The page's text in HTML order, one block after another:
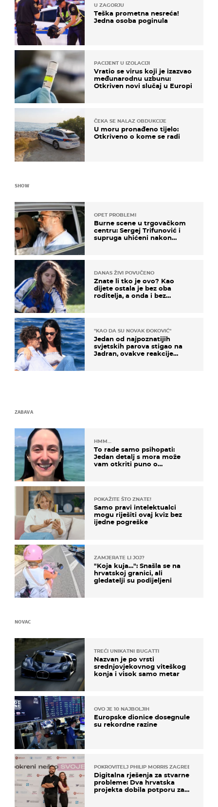
U ZAGORJU
Teška prometna nesreća!
Jedna osoba poginula
PACIJENT U IZOLACIJI
Vratio se virus koji je izazvao
međunarodnu uzbunu:
Otkriven novi slučaj u Europi
ČEKA SE NALAZ OBDUKCIJE
U moru pronađeno tijelo:
Otkriveno o kome se radi
SHOW
OPET PROBLEMI
Burne scene u trgovačkom
centru: Sergej Trifunović i
supruga uhićeni nakon
DANAS ŽIVI POVUČENO
Znate li tko je ovo? Kao
dijete ostala je bez oba
roditelja, a onda i bez
"KAO DA SU NOVAK ĐOKOVIĆ"
Jedan od najpoznatijih
svjetskih parova stigao na
Jadran, ovakve reakcije
ZABAVA
HMM…
To rade samo psihopati:
Jedan detalj s mora može
vam otkriti puno o
POKAŽITE ŠTO ZNATE!
Samo pravi intelektualci
mogu riješiti ovaj kviz bez
ijedne pogreške
ZAMJERATE LI JOJ?
"Koja kuja…": Snašla se na
hrvatskoj granici, ali
gledatelji su podijeljeni
NOVAC
TREĆI UNIKATNI BUGATTI
Nazvan je po vrsti
srednjovjekovnog viteškog
konja i visok samo metar
OVO JE 10 NAJBOLJIH
Europske dionice dosegnule
su rekordne razine
POKROVITELJ PHILIP MORRIS ZAGREB
Digitalna rješenja za stvarne
probleme: Dva hrvatska
projekta dobila potporu za